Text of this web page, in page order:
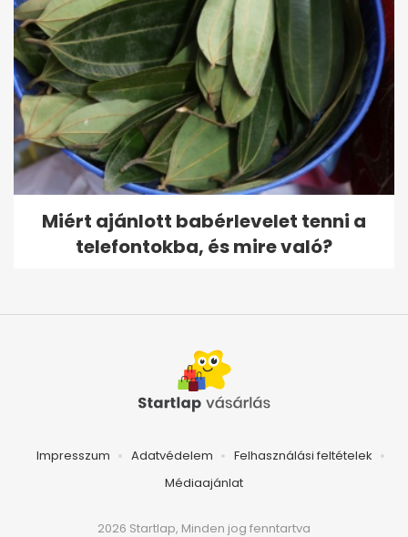
Miért ajánlott babérlevelet tenni a
telefontokba, és mire való?
Impresszum Adatvédelem
Felhasználási feltételek
Médiaajánlat
2026 Startlap, Minden jog fenntartva